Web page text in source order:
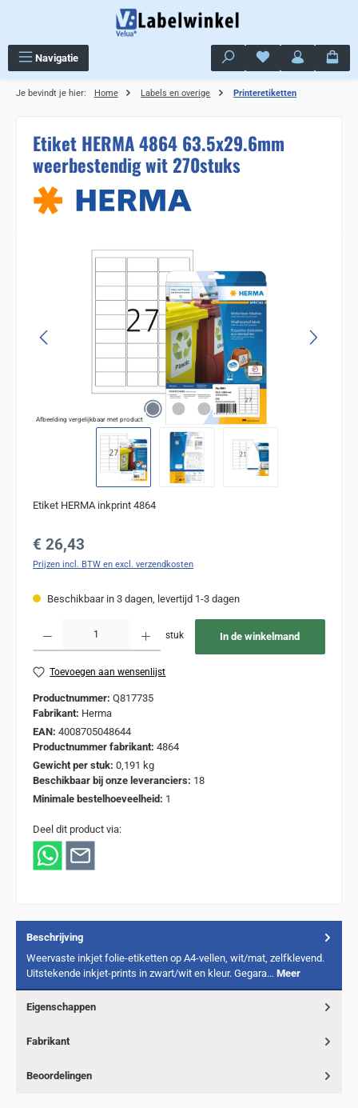
Navigatie Je hebt 0 items op
Je bevindt je hier: Home Labels en overige Printeretiketten
Etiket HERMA 4864 63.5x29.6mm
weerbestendig wit 270stuks
Sla de afbeeldingengalerij over
Afbeelding vergelijkbaar met product
Etiket HERMA inkprint 4864
Normale prijs:
€ 26,43
Prijzen incl. BTW en excl. verzendkosten
Beschikbaar in 3 dagen, levertijd 1-3 dagen
stuk In de winkelmand
Toevoegen aan wensenlijst
Productnummer: Q817735
Fabrikant: Herma
EAN: 4008705048644
Productnummer fabrikant: 4864
Gewicht per stuk: 0,191 kg
Beschikbaar bij onze leveranciers: 18
Minimale bestelhoeveelheid: 1
Deel dit product via:
Beschrijving
Weervaste inkjet folie-etiketten op A4-vellen, wit/mat, zelfklevend.
Uitstekende inkjet-prints in zwart/wit en kleur. Gegara… Meer
Eigenschappen
Fabrikant
Beoordelingen